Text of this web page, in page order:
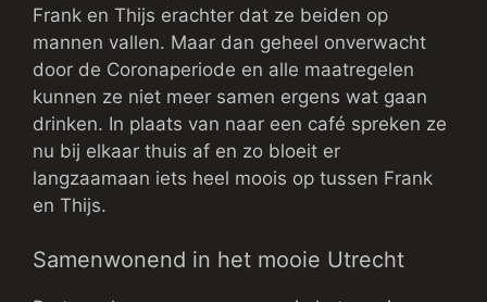
Frank en Thijs erachter dat ze beiden op
mannen vallen. Maar dan geheel onverwacht
door de Coronaperiode en alle maatregelen
kunnen ze niet meer samen ergens wat gaan
drinken. In plaats van naar een café spreken ze
nu bij elkaar thuis af en zo bloeit er
langzaamaan iets heel moois op tussen Frank
en Thijs.
Samenwonend in het mooie Utrecht